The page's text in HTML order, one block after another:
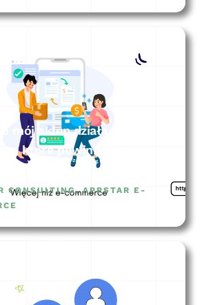
mój sklep działa wolno?
które powinieneś
CONSULTING,APPSTAR E-